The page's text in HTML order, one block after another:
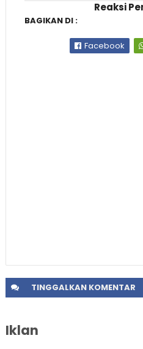
Reaksi
BAGIKAN DI :
Facebook
TINGGALKANKOMENTAR
Iklan